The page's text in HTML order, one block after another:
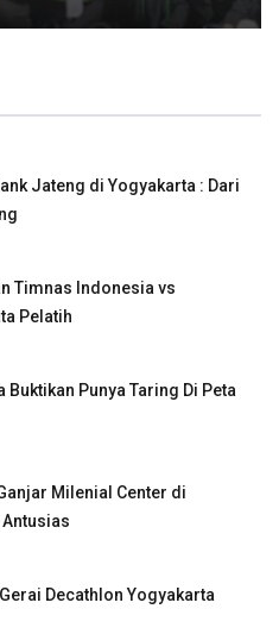
Jateng di Yogyakarta : Dari
Timnas Indonesia vs
Pelatih
Punya Taring Di Peta
Milenial Center di
Decathlon Yogyakarta